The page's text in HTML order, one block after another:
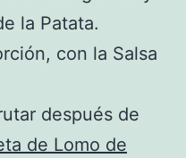
la Patata.
con la Salsa
después de
de Lomo de